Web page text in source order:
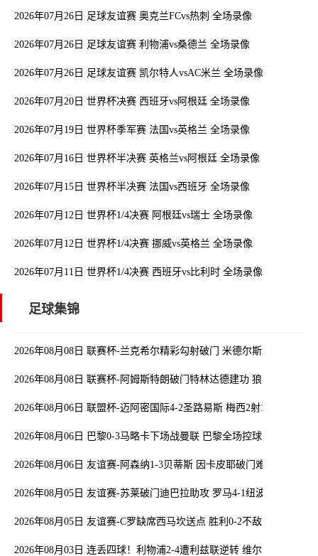
2026年07月26日 足球友谊赛 奥克兰FCvs热刺 全场录像
2026年07月26日 足球友谊赛 利物浦vs桑德兰 全场录像
2026年07月26日 足球友谊赛 凯尔特人vsAC米兰 全场录像
2026年07月20日 世界杯决赛 西班牙vs阿根廷 全场录像
2026年07月19日 世界杯季军赛 法国vs英格兰 全场录像
2026年07月16日 世界杯半决赛 英格兰vs阿根廷 全场录像
2026年07月15日 世界杯半决赛 法国vs西班牙 全场录像
2026年07月12日 世界杯1/4决赛 阿根廷vs瑞士 全场录像
2026年07月12日 世界杯1/4决赛 挪威vs英格兰 全场录像
2026年07月11日 世界杯1/4决赛 西班牙vs比利时 全场录像
足球集锦
2026年08月08日 联赛杯-兰克希尔精彩勾射破门 米德尔斯堡1-0雷克瑟
2026年08月08日 联赛杯-阿姆斯特朗破门特林达德建功 狼队3-0维尔港
2026年08月06日 联盟杯-迈阿密国际4-2圣路易斯 梅西2射1传 阿伦助
2026年08月06日 巴黎0-3马略卡下场战曼联 巴黎全场控球近6成+8射3
2026年08月06日 友谊赛-阿森纳1-3贝蒂斯 因卡皮耶破门难救主 福纳
2026年08月05日 友谊赛-苏莱破门迪巴拉助攻 罗马4-1纽波特郡
2026年08月05日 友谊赛-C罗缺席西马坎送点 胜利0-2不敌阿尔梅里亚
2026年08月03日 连丢四球！利物浦2-4遭利兹联逆转 维尔茨钱伯斯破